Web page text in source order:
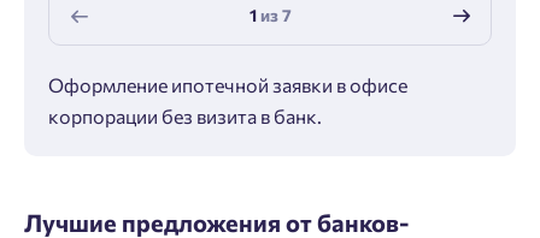
1из7
Оформление ипотечной заявки в офисе
корпорации без визита в банк.
Лучшие предложения от банков-